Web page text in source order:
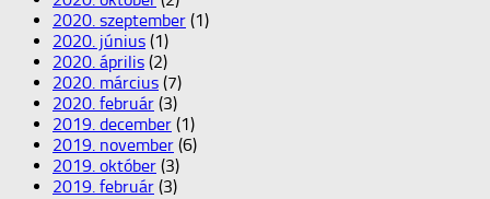
2020. szeptember (1)
2020. június (1)
2020. április (2)
2020. március (7)
2020. február (3)
2019. december (1)
2019. november (6)
2019. október (3)
2019. február (3)